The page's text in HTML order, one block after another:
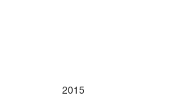
2015